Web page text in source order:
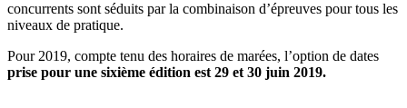
concurrents sont séduits par la combinaison d’épreuves pour tous les
niveaux de pratique.
Pour 2019, compte tenu des horaires de marées, l’option de dates
prise pour une sixième édition est 29 et 30 juin 2019.